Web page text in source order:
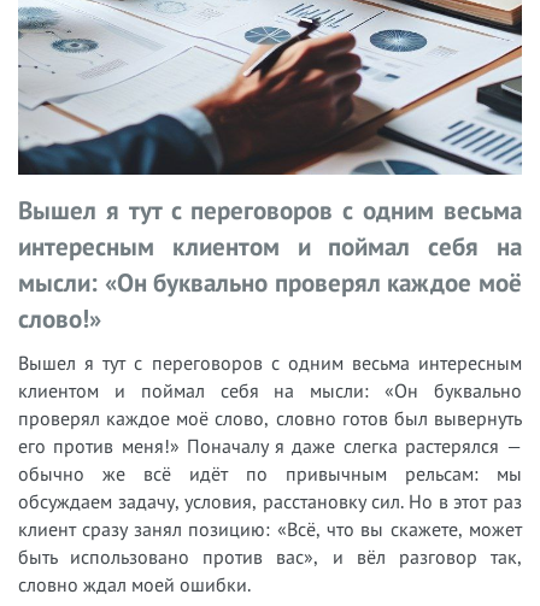
Вышел я тут с переговоров с одним весьма
интересным клиентом и поймал себя на
мысли: «Он буквально проверял каждое моё
слово!»
Вышел я тут с переговоров с одним весьма интересным
клиентом и поймал себя на мысли: «Он буквально
проверял каждое моё слово, словно готов был вывернуть
его против меня!» Поначалу я даже слегка растерялся —
обычно же всё идёт по привычным рельсам: мы
обсуждаем задачу, условия, расстановку сил. Но в этот раз
клиент сразу занял позицию: «Всё, что вы скажете, может
быть использовано против вас», и вёл разговор так,
словно ждал моей ошибки.